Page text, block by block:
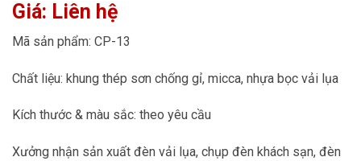
Giá: Liên hệ
Mã sản phẩm: CP-13
Chất liệu: khung thép sơn chống gỉ, micca, nhựa bọc vải lụa
Kích thước & màu sắc: theo yêu cầu
Xưởng nhận sản xuất đèn vải lụa, chụp đèn khách sạn, đèn